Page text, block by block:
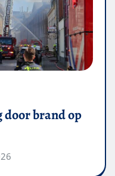
brand op